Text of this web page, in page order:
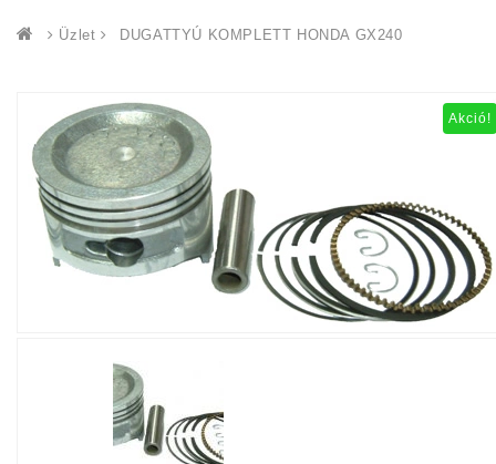
Üzlet DUGATTYÚ KOMPLETT HONDA GX240
Akció!